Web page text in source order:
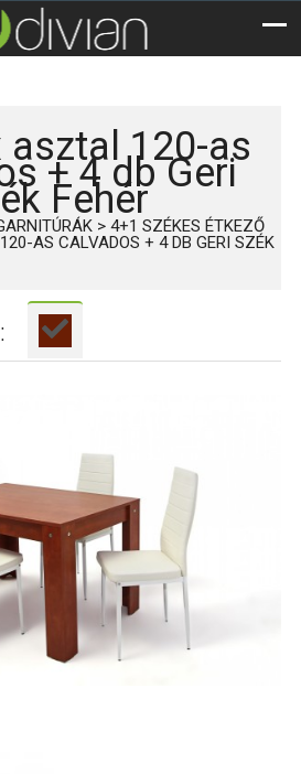
asztal 120-as
+ 4 db Geri
Fehér
4+1 SZÉKES ÉTKEZŐ
AS CALVADOS + 4 DB GERI SZÉK